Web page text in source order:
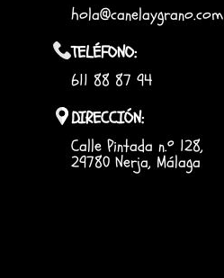
hola@canelaygrano.com
TELÉFONO:
611 88 87 94
DIRECCIÓN:
Calle Pintada n.º 128,
29780 Nerja, Málaga